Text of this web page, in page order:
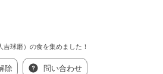
球磨）の食を集めました！
除 問い合わせ